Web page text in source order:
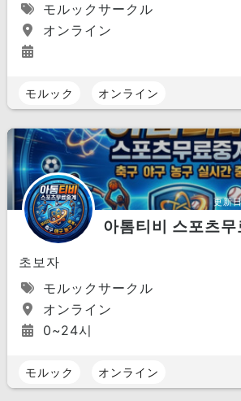
モルックサークル
オンライン
モルック オンライン
更新
아톰티비 스포츠무
초보자
モルックサークル
オンライン
0~24시
モルック オンライン